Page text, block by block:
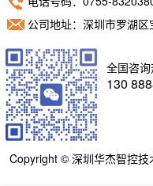
公司地址：深圳市罗湖
全国咨
130
Copyright © 深圳华杰智控技